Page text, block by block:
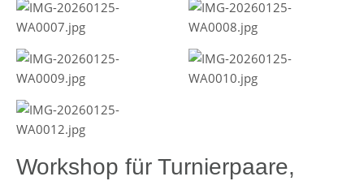
Workshop für Turnierpaare,